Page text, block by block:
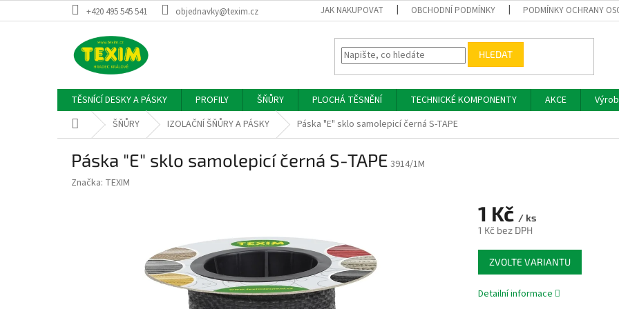
na
+420 495 545 541 objednavky@texim.cz JAK NAKUPOVAT OBCHODNÍ PODMÍNKY PODMÍNKY OCHRANY
HLEDAT
TĚSNÍCÍ DESKY A PÁSKY PROFILY ŠŇŮRY PLOCHÁ TĚSNĚNÍ TECHNICKÉ KOMPONENTY AKCE
Domů ŠŇŮRY IZOLAČNÍ ŠŇŮRY A PÁSKY Páska "E" sklo samolepicí černá S-TAPE
Páska "E" sklo samolepicí černá S-TAPE 3914/1M
Značka: TEXIM
1 Kč / ks
1 Kč bez DPH
Měrná
cena:
ZVOLTE VARIANTU
Detailní informace